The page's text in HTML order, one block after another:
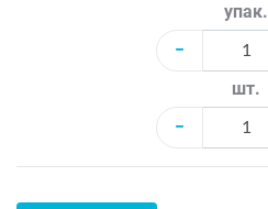
упак.
−
шт.
−